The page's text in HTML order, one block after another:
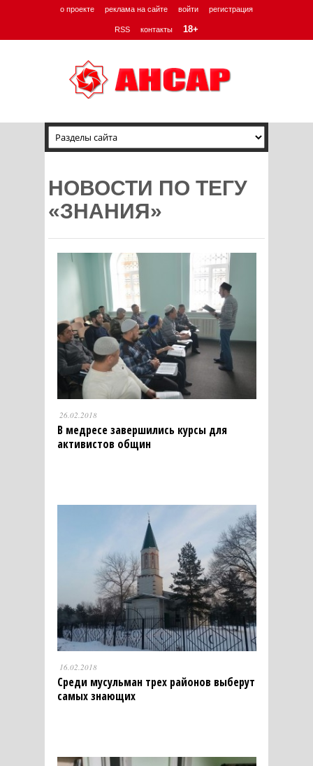
о проекте реклама на сайте войти регистрация
RSS контакты 18+
НОВОСТИ ПО ТЕГУ
«ЗНАНИЯ»
26.02.2018
В медресе завершились курсы для
активистов общин
16.02.2018
Среди мусульман трех районов выберут
самых знающих